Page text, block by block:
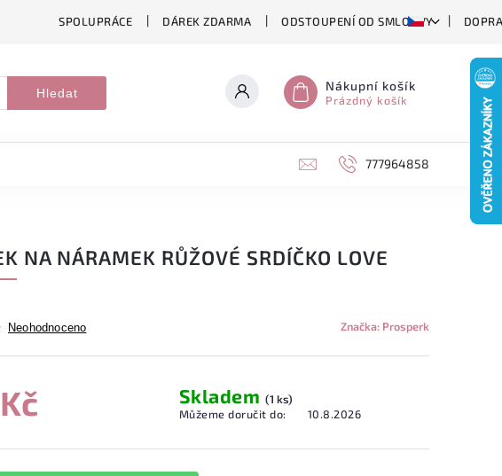
SPOLUPRÁCE DÁREK ZDARMA ODSTOUPENÍ OD SMLOUVY
Hledat Nákupní košík
Prázdný košík
777964858
NA NÁRAMEK RŮŽOVÉ SRDÍČKO LOVE
Neohodnoceno Značka: Prosperk
Skladem (1 ks)
Můžeme doručit do:
10.8.2026